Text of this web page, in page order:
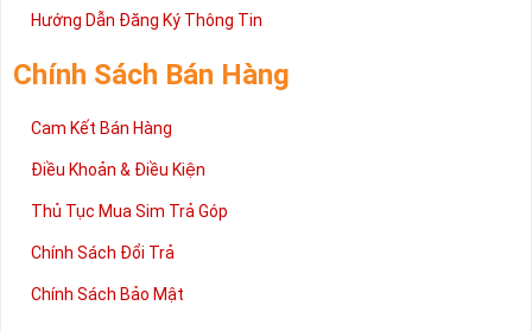
2 đang được rất nhiều khách hàng tin tưởng lựa chọn trên thị
cấp trong bài viết này sẽ giúp bạn hiểu rõ ý nghĩa và các bước đặt
mua sim số tại Sim Tiền Giang nhanh chóng nhất.
Chúc quý khách tìm được chiếc sim Tứ quý 2 như ý!
Hướng Dẫn Đăng Ký Thông Tin
Chính Sách Bán Hàng
Cam Kết Bán Hàng
Điều Khoản & Điều Kiện
Thủ Tục Mua Sim Trả Góp
Chính Sách Đổi Trả
Chính Sách Bảo Mật